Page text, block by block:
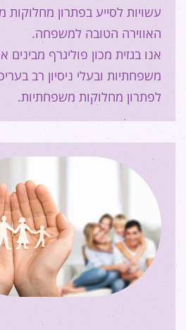
עשויות לסייע בפתרון
האווירה הטובה למשפחה.
אנו בגזית מכון פוליגרף מבינים
משפחתיות ובעלי ניסיון רב
לפתרון מחלוקות משפחתיות.